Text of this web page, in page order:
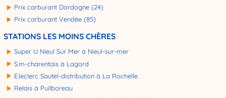
Prix carburant Dordogne (24)
Prix carburant Vendée (85)
STATIONS LES MOINS CHÈRES
Super U Nieul Sur Mer à Nieul-sur-mer
S.m-charentais à Lagord
E.leclerc Sautel-distribution à La Rochelle
Relais à Puilboreau